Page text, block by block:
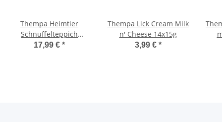
Thempa Heimtier
Schnüffelteppich
Sonnenwiese
17,99 € *
Thempa Lick Cream Milk
n' Cheese 14x15g
3,99 € *